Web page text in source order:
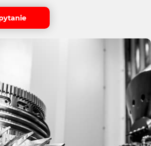
Rejestracja
produkcyjny
Zaloguj się